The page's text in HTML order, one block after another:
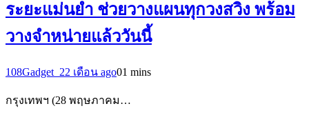
ระยะแม่นยำ ช่วยวางแผนทุกวงสวิง พร้อม
วางจำหน่ายแล้ววันนี้
108Gadget_22 เดือน ago01 mins
กรุงเทพฯ (28 พฤษภาคม…